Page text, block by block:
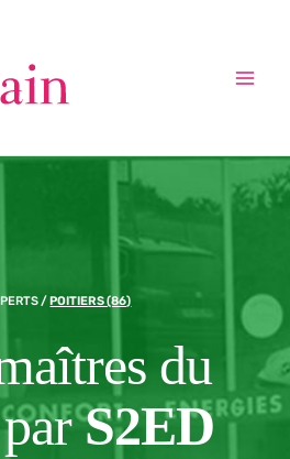
/ POITIERS (86)
du
S2ED